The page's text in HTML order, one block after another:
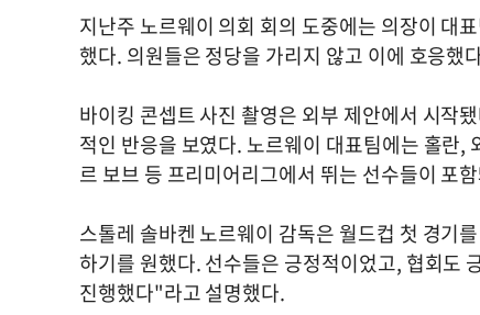
지난주 노르웨이 의회 회의 도중에는 의장이 대
했다. 의원들은 정당을 가리지 않고 이에 호응했
바이킹 콘셉트 사진 촬영은 외부 제안에서 시작
적인 반응을 보였다. 노르웨이 대표팀에는 홀란
르 보브 등 프리미어리그에서 뛰는 선수들이 포
스톨레 솔바켄 노르웨이 감독은 월드컵 첫 경기
하기를 원했다. 선수들은 긍정적이었고, 협회도
진행했다"라고 설명했다.